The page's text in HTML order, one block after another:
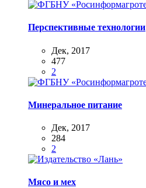
Перспективные технологии
Дек, 2017
477
2
Минеральное питание
Дек, 2017
284
2
Мясо и мех